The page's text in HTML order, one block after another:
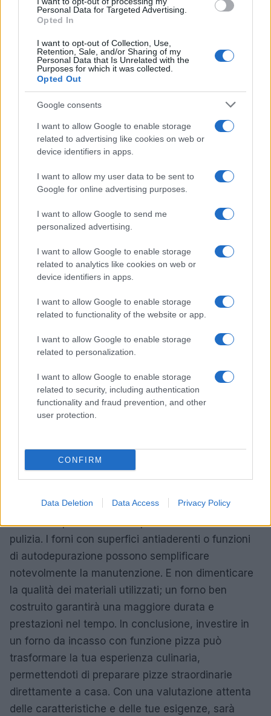
Personal Data for Targeted Advertising.
Opted In
I want to opt-out of Collection, Use,
Retention, Sale, and/or Sharing of my
Personal Data that Is Unrelated with the
Purposes for which it was collected.
Opted Out
Google consents
I want to allow Google to enable storage
related to advertising like cookies on web or
device identifiers in apps.
I want to allow my user data to be sent to
Google for online advertising purposes.
I want to allow Google to send me
personalized advertising.
I want to allow Google to enable storage
related to analytics like cookies on web or
device identifiers in apps.
I want to allow Google to enable storage
related to functionality of the website or app.
I want to allow Google to enable storage
related to personalization.
I want to allow Google to enable storage
related to security, including authentication
functionality and fraud prevention, and other
user protection.
CONFIRM
Data Deletion Data Access Privacy Policy
preparazione di pizze deliziose senza difficoltà.
Immagina di poter personalizzare la temperatura e
il tempo di cottura per soddisfare i tuoi gusti
individuali. Non è fantastico?
Come scegliere il forno da incasso
giusto per te
Nel scegliere il miglior forno da incasso con
funzione pizza, è fondamentale considerare le
frequenza di utilizzo, il tipo di pizze che desideri
nella decisione. Ti sei già chiesto quali pizze
effettuare una ricerca approfondita sui diversi
modelli disponibili sul mercato, confrontando le
pulizia. I forni con superfici antiaderenti o funzioni
di autodepurazione possono semplificare
notevolmente la manutenzione. E non dimenticare
la qualità dei materiali utilizzati; un forno ben
costruito garantirà una maggiore durata e
prestazioni nel tempo. In conclusione, investire in
un forno da incasso con funzione pizza può
trasformare la tua esperienza culinaria,
permettendoti di preparare pizze straordinarie
direttamente a casa. Con una valutazione attenta
delle caratteristiche e delle tue esigenze, sarà